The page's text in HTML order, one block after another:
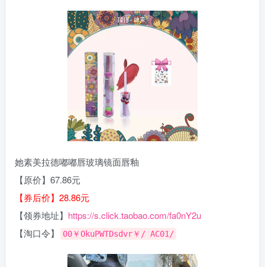
她素美拉德嘟嘟唇玻璃镜面唇釉
【原价】67.86元
【券后价】28.86元
【领券地址】 https://s.click.taobao.com/fa0nY2u
【淘口令】
00￥OkuPWTDsdvr￥/ AC01/